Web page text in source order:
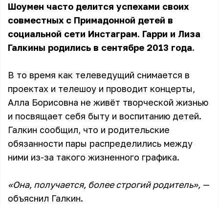
Шоумен часто делится успехами своих
совместных с Примадонной детей в
социальной сети Инстаграм. Гарри и Лиза
Галкины родились в сентябре 2013 года.
В то время как телеведущий снимается в
проектах и телешоу и проводит концерты,
Алла Борисовна не живёт творческой жизнью
и посвящает себя быту и воспитанию детей.
Галкин сообщил, что и родительские
обязанности пары распределились между
ними из-за такого жизненного графика.
«Она, получается, более строгий родитель», —
объяснил Галкин.